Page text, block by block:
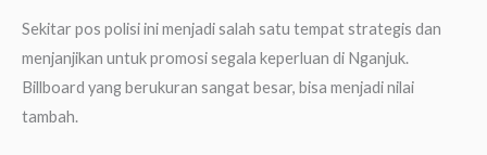
Sekitar pos polisi ini menjadi salah satu tempat strategis dan
menjanjikan untuk promosi segala keperluan di Nganjuk.
Billboard yang berukuran sangat besar, bisa menjadi nilai
tambah.